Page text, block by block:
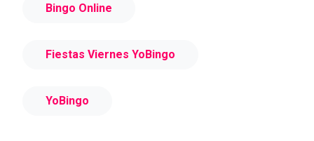
Bingo Online
Fiestas Viernes YoBingo
YoBingo